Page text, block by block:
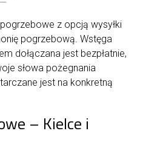
z opcją wysyłki
pogrzebową. Wstęga
dołączana jest bezpłatnie,
słowa pożegnania
jest na konkretną
– Kielce i